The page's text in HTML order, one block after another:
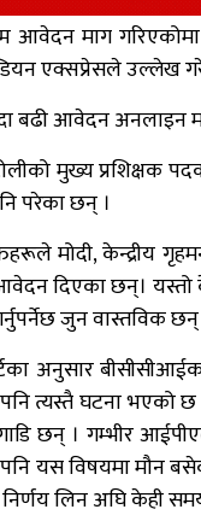
आवेदन माग गरिएकोमा
एक्सप्रेसले उल्लेख
बढी आवेदन अनलाइन
मुख्य प्रशिक्षक
परेका छन् ।
मोदी, केन्द्रीय
दिएका छन्।
जुन वास्तविक छन्
अनुसार
त्यस्तै घटना भएको छ ।
छन् । गम्भीर
यस विषयमा मौन
निर्णय लिन अघि केही